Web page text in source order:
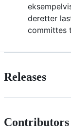
deretter
committes
Releases
Contributors